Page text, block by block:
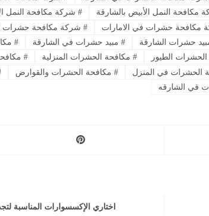
مكافحة النمل الأبيض بالشارقة # شركة مكافحة النمل
مكافحة حشرات في الامارات # شركة مكافحة حشرات
حشرات الشارقة # مبيد حشرات في الشارقة #
الطيور # مكافحة الحشرات المنزلية #
الحشرات في المنزل # مكافحة الحشرات والقوارض
في الشارقه
اختاري الإكسسوارات المناسبة